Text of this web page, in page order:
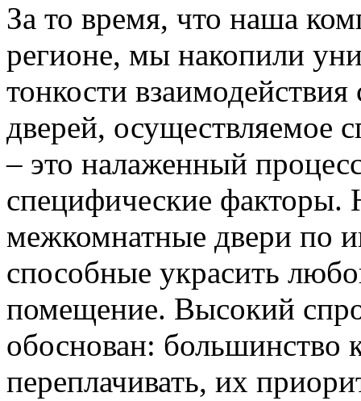
За то время, что наша
регионе, мы накопили
тонкости
дверей, осуществляемое
– это налаженный
специфические
межкомнатные двери по
способные украсить
помещение. Высокий
обоснован: большинство
переплачивать, их